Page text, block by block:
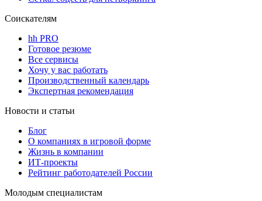
Соискателям
hh PRO
Готовое резюме
Все сервисы
Хочу у вас работать
Производственный календарь
Экспертная рекомендация
Новости и статьи
Блог
О компаниях в игровой форме
Жизнь в компании
ИТ-проекты
Рейтинг работодателей России
Молодым специалистам